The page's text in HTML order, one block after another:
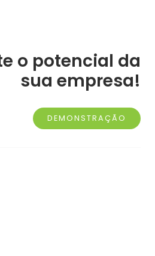
o potencial da
sua empresa!
DEMONSTRAÇÃO